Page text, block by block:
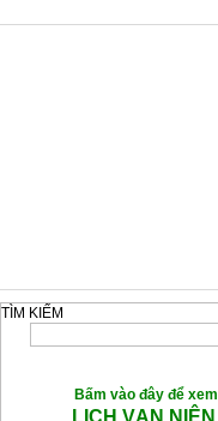
TÌM KIẾM
Bấm vào đây để xem
LỊCH VẠN NIÊN